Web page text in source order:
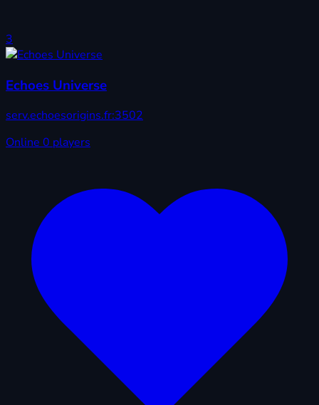
3
Echoes Universe
serv.echoesorigins.fr:3502
Online 0 players